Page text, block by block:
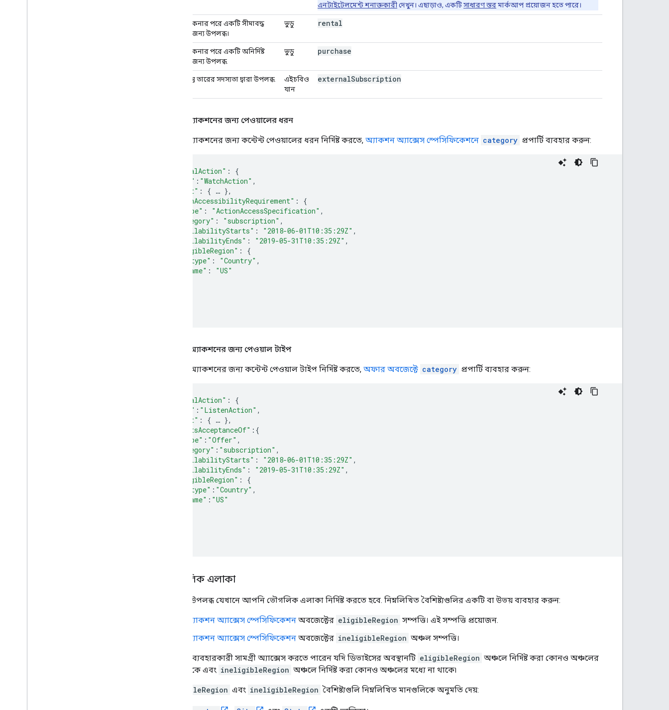
এনটাইটেলমেন্ট শনাক্তকারীদেখুন। এছাড়াও, একটিসাধারণ স্তরমার্কআপ প্রয়োজন হতে পারে।
সামগ্রী কেনার পরে একটি সীমাবদ্ধ
সময়ের জন্য উপলব্ধ।
ভুডু rental
সামগ্রী কেনার পরে একটি অনির্দিষ্ট
সময়ের জন্য উপলব্ধ.
ভুডু purchase
বিষয়বস্তু তারের সদস্যতা দ্বারা উপলব্ধ.
এইচবিও
যান
externalSubscription
ওয়াচ অ্যাকশনের জন্য পেওয়ালের ধরন
ওয়াচ অ্যাকশনের জন্য কন্টেন্ট পেওয়ালের ধরন নির্দিষ্ট করতে, অ্যাকশন অ্যাক্সেস স্পেসিফিকেশনে category প্রপার্টি ব্যবহার করুন:
"potentialAction" :
{
"@type" : "WatchAction" ,
"target" : { … },
"actionAccessibilityRequirement" :
{
"@type" : "ActionAccessSpecification" ,
"category" : "subscription" ,
"availabilityStarts" : "2018-06-01T10:35:29Z" ,
"availabilityEnds" : "2019-05-31T10:35:29Z" ,
"eligibleRegion" :
{
"@type" : "Country" ,
"name" :
"US"
লিসেন অ্যাকশনের জন্য পেওয়াল টাইপ
লিসেন অ্যাকশনের জন্য কন্টেন্ট পেওয়াল টাইপ নির্দিষ্ট করতে, অফার অবজেক্টে category প্রপার্টি ব্যবহার করুন:
"potentialAction" :
{
"@type" : "ListenAction" ,
"target" : { … },
"expectsAcceptanceOf" :{
"@type" : "Offer" ,
"category" : "subscription" ,
"availabilityStarts" : "2018-06-01T10:35:29Z" ,
"availabilityEnds" : "2019-05-31T10:35:29Z" ,
"eligibleRegion" :
{
"@type" : "Country" ,
"name" : "US"
ভৌগলিক এলাকা
কন্টেন্ট উপলব্ধ যেখানে আপনি ভৌগলিক এলাকা নির্দিষ্ট করতে হবে. নিম্নলিখিত বৈশিষ্ট্যগুলির একটি বা উভয় ব্যবহার করুন:
অ্যাকশন অ্যাক্সেস স্পেসিফিকেশন অবজেক্টের eligibleRegion সম্পত্তি। এই সম্পত্তি প্রয়োজন.
অ্যাকশন অ্যাক্সেস স্পেসিফিকেশন অবজেক্টের ineligibleRegion অঞ্চল সম্পত্তি।
একজন ব্যবহারকারী সামগ্রী অ্যাক্সেস করতে পারেন যদি ডিভাইসের অবস্থানটি eligibleRegion অঞ্চলে নির্দিষ্ট করা কোনও অঞ্চলের
মধ্যে থাকে এবং ineligibleRegion অঞ্চলে নির্দিষ্ট করা কোনও অঞ্চলের মধ্যে না থাকে৷
eligibleRegion এবং ineligibleRegion বৈশিষ্ট্যগুলি নিম্নলিখিত মানগুলিকে অনুমতি দেয়: